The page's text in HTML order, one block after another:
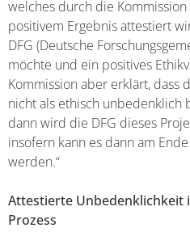
welches durch die
positivem Ergebnis attestiert
DFG (Deutsche
möchte und ein positives
Kommission aber erklärt, dass
nicht als ethisch unbedenklich
dann wird die DFG dieses
insofern kann es dann am
werden.“
Attestierte Unbedenklichkeit
Prozess